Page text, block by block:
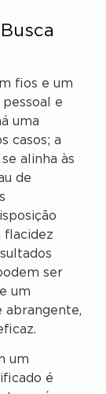
fios e um
e
uma
casos; a
alinha às
de
flacidez
ser
um
abrangente,
um
é